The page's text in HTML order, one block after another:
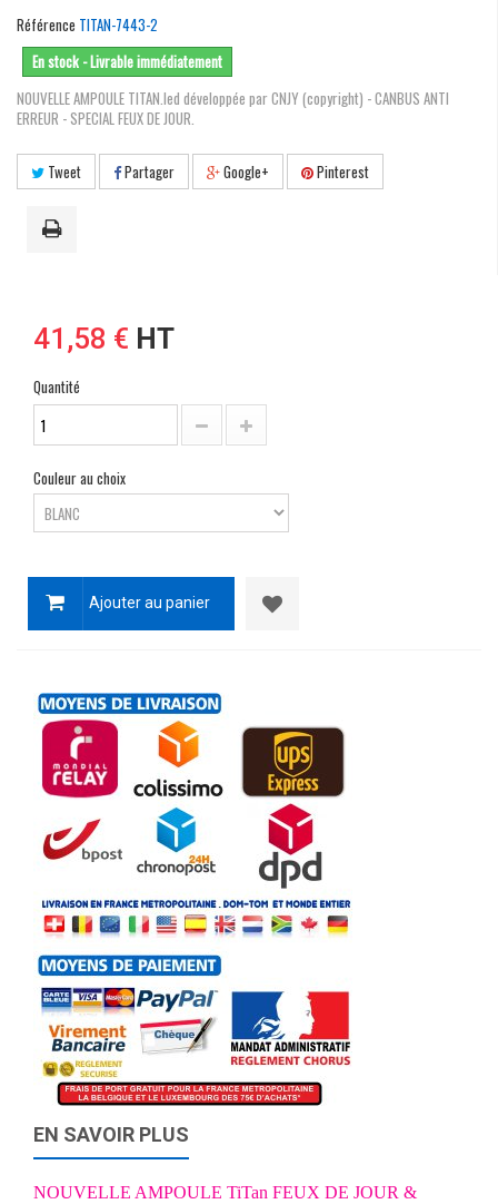
Référence TITAN-7443-2
En stock - Livrable immédiatement
NOUVELLE AMPOULE TITAN.led développée par CNJY (copyright) - CANBUS ANTI
ERREUR - SPECIAL FEUX DE JOUR.
Tweet Partager Google+ Pinterest
41,58 € HT
Quantité
Couleur au choix
Ajouter au panier
EN SAVOIR PLUS
NOUVELLE AMPOULE TiTan FEUX DE JOUR &